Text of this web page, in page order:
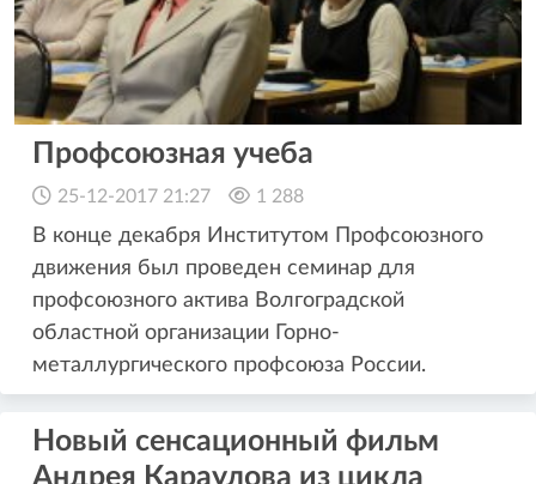
Профсоюзная учеба
25-12-2017 21:27 1 288
В конце декабря Институтом Профсоюзного
движения был проведен семинар для
профсоюзного актива Волгоградской
областной организации Горно-
металлургического профсоюза России.
Новый сенсационный фильм
Андрея Караулова из цикла